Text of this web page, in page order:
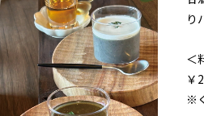
り
＜
￥
※